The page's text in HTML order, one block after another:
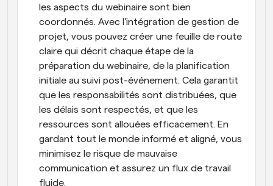
les aspects du webinaire sont bien
coordonnés. Avec l'intégration de gestion de
projet, vous pouvez créer une feuille de route
claire qui décrit chaque étape de la
préparation du webinaire, de la planification
initiale au suivi post-événement. Cela garantit
que les responsabilités sont distribuées, que
les délais sont respectés, et que les
ressources sont allouées efficacement. En
gardant tout le monde informé et aligné, vous
minimisez le risque de mauvaise
communication et assurez un flux de travail
fluide.